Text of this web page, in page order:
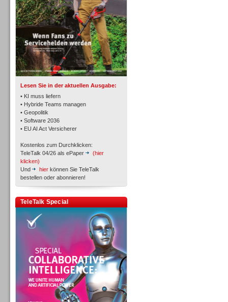
Lesen Sie in der aktuellen Ausgabe:
• KI muss liefern
• Hybride Teams managen
• Geopolitik
• Software 2036
• EU AI Act Versicherer
Kostenlos zum Durchklicken:
TeleTalk 04/26 als ePaper
(hier
klicken)
Und
hier können Sie TeleTalk
bestellen oder abonnieren!
TeleTalk Special
TK- und ACD-Systeme
Workforce-Management
Personal